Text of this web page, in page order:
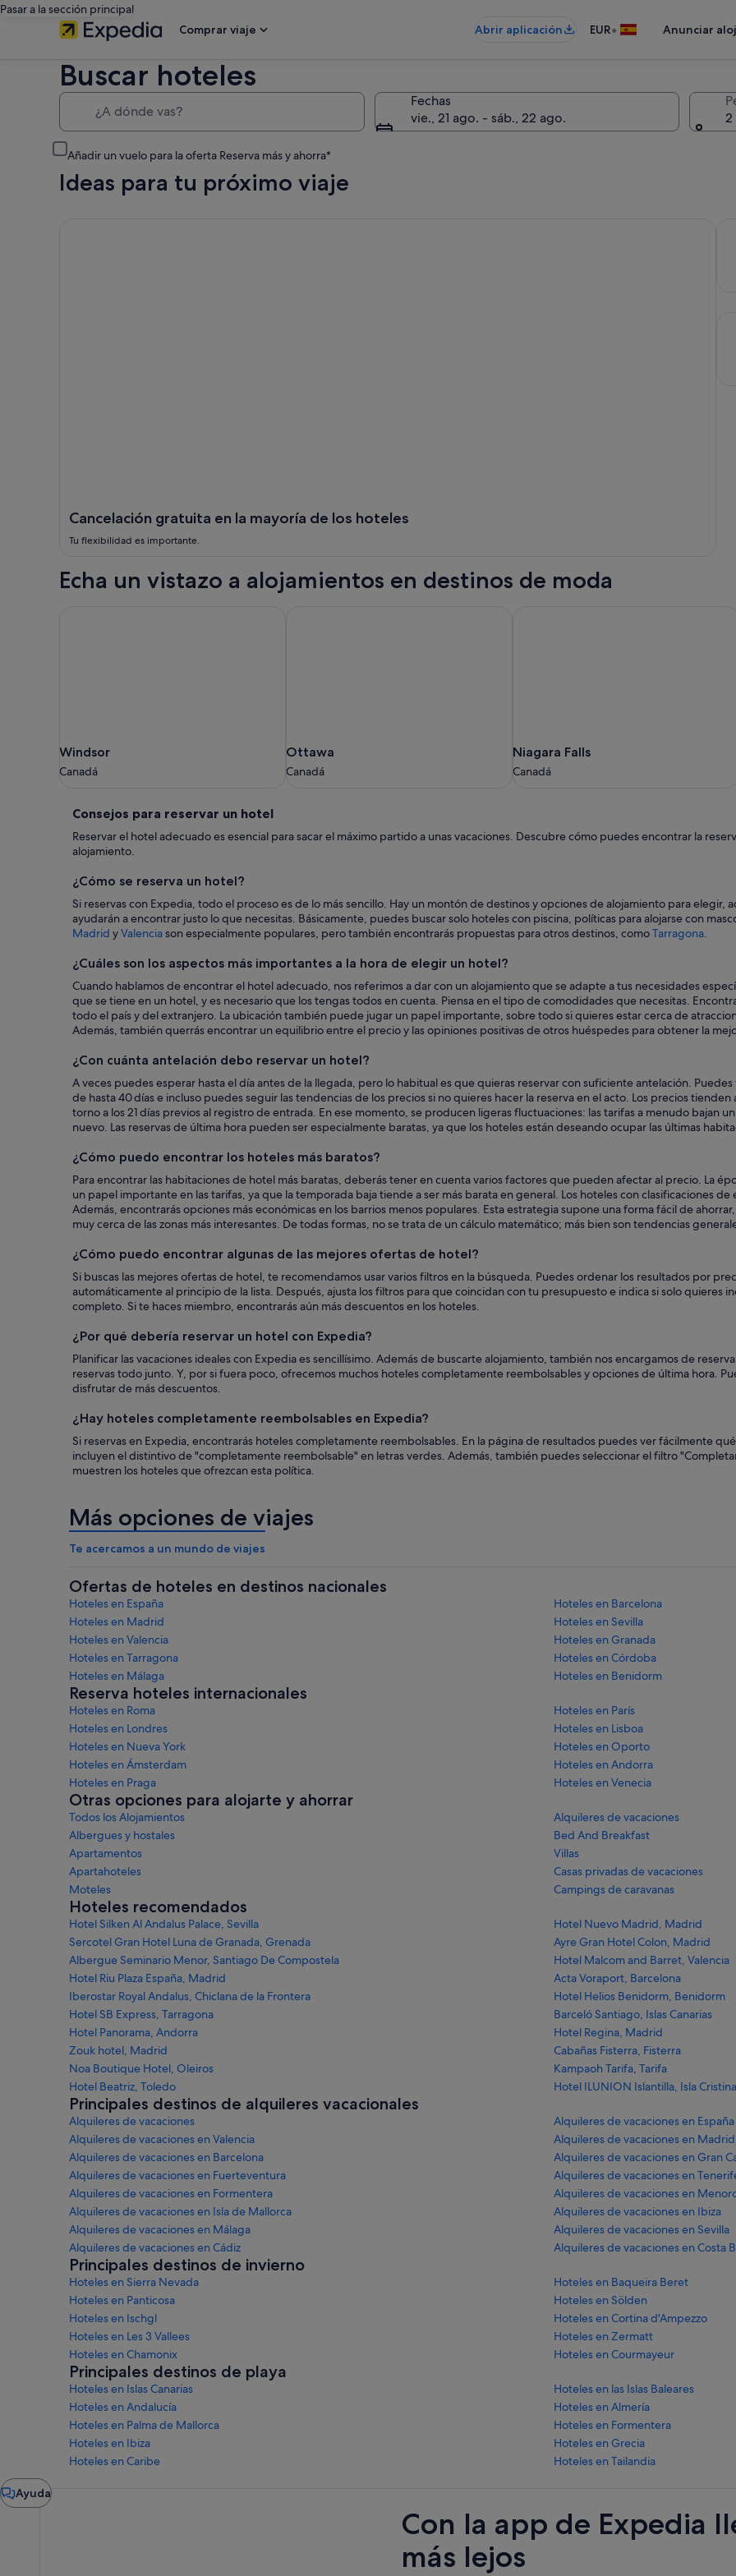
Pasar a la sección principal
Comprar viaje
Abrir aplicación EUR• Anunciar
Buscar hoteles
Fechas
vie., 21 ago. - sáb., 22 ago.
2
Añadir un vuelo para la oferta Reserva más y ahorra*
Ideas para tu próximo viaje
Cancelación gratuita en la mayoría de los hoteles
Tu flexibilidad es importante.
Echa un vistazo a alojamientos en destinos de moda
Windsor
Canadá
Windsor
Canadá
Ottawa
Canadá
Ottawa
Canadá
Niagara
Falls
Niagara Falls
Canadá
Consejos
para
reservar
un
hotel
Consejos para reservar un hotel
Reservar el hotel adecuado es esencial para sacar el máximo partido a unas vacaciones. Descubre cómo puedes encontrar la
alojamiento.
¿Cómo se reserva un hotel?
Si reservas con Expedia, todo el proceso es de lo más sencillo. Hay un montón de destinos y opciones de alojamiento para
ayudarán a encontrar justo lo que necesitas. Básicamente, puedes buscar solo hoteles con piscina, políticas para alojarse con
Madrid yValenciason especialmente populares, pero también encontrarás propuestas para otros destinos, comoTarragona.
¿Cuáles son los aspectos más importantes a la hora de elegir un hotel?
Cuando hablamos de encontrar el hotel adecuado, nos referimos a dar con un alojamiento que se adapte a tus necesidades
que se tiene en un hotel, y es necesario que los tengas todos en cuenta. Piensa en el tipo de comodidades que necesitas.
todo el país y del extranjero. La ubicación también puede jugar un papel importante, sobre todo si quieres estar cerca de
Además, también querrás encontrar un equilibrio entre el precio y las opiniones positivas de otros huéspedes para obtener la
¿Con cuánta antelación debo reservar un hotel?
A veces puedes esperar hasta el día antes de la llegada, pero lo habitual es que quieras reservar con suficiente antelación.
de hasta 40 días e incluso puedes seguir las tendencias de los precios si no quieres hacer la reserva en el acto. Los precios
torno a los 21 días previos al registro de entrada. En ese momento, se producen ligeras fluctuaciones: las tarifas a menudo bajan
nuevo. Las reservas de última hora pueden ser especialmente baratas, ya que los hoteles están deseando ocupar las últimas
¿Cómo puedo encontrar los hoteles más baratos?
Para encontrar las habitaciones de hotel más baratas, deberás tener en cuenta varios factores que pueden afectar al precio. La
un papel importante en las tarifas, ya que la temporada baja tiende a ser más barata en general. Los hoteles con clasificaciones de
Además, encontrarás opciones más económicas en los barrios menos populares. Esta estrategia supone una forma fácil de
muy cerca de las zonas más interesantes. De todas formas, no se trata de un cálculo matemático; más bien son tendencias
¿Cómo puedo encontrar algunas de las mejores ofertas de hotel?
Si buscas las mejores ofertas de hotel, te recomendamos usar varios filtros en la búsqueda. Puedes ordenar los resultados por
automáticamente al principio de la lista. Después, ajusta los filtros para que coincidan con tu presupuesto e indica si solo quieres
completo. Si te haces miembro, encontrarás aún más descuentos en los hoteles.
¿Por qué debería reservar un hotel con Expedia?
Planificar las vacaciones ideales con Expedia es sencillísimo. Además de buscarte alojamiento, también nos encargamos de
reservas todo junto. Y, por si fuera poco, ofrecemos muchos hoteles completamente reembolsables y opciones de última hora.
disfrutar de más descuentos.
¿Hay hoteles completamente reembolsables en Expedia?
Si reservas en Expedia, encontrarás hoteles completamente reembolsables. En la página de resultados puedes ver fácilmente
incluyen el distintivo de "completamente reembolsable" en letras verdes. Además, también puedes seleccionar el filtro
muestren los hoteles que ofrezcan esta política.
Más opciones de viajes
Te acercamos a un mundo de viajes
Ofertas de hoteles en destinos nacionales
Hoteles en España
Hoteles en Barcelona
Hoteles en Madrid
Hoteles en Sevilla
Hoteles en Valencia
Hoteles en Granada
Hoteles en Tarragona
Hoteles en Córdoba
Hoteles en Málaga
Hoteles en Benidorm
Reserva hoteles internacionales
Hoteles en Roma
Hoteles en París
Hoteles en Londres
Hoteles en Lisboa
Hoteles en Nueva York
Hoteles en Oporto
Hoteles en Ámsterdam
Hoteles en Andorra
Hoteles en Praga
Hoteles en Venecia
Otras opciones para alojarte y ahorrar
Todos los Alojamientos
Alquileres de vacaciones
Albergues y hostales
Bed And Breakfast
Apartamentos
Villas
Apartahoteles
Casas privadas de vacaciones
Moteles
Campings de caravanas
Hoteles recomendados
Hotel Silken Al Andalus Palace, Sevilla
Hotel Nuevo Madrid, Madrid
Sercotel Gran Hotel Luna de Granada, Grenada
Ayre Gran Hotel Colon, Madrid
Albergue Seminario Menor, Santiago De Compostela
Hotel Malcom and Barret, Valencia
Hotel Riu Plaza España, Madrid
Acta Voraport, Barcelona
Iberostar Royal Andalus, Chiclana de la Frontera
Hotel Helios Benidorm, Benidorm
Hotel SB Express, Tarragona
Barceló Santiago, Islas Canarias
Hotel Panorama, Andorra
Hotel Regina, Madrid
Zouk hotel, Madrid
Cabañas Fisterra, Fisterra
Noa Boutique Hotel, Oleiros
Kampaoh Tarifa, Tarifa
Hotel Beatriz, Toledo
Hotel ILUNION Islantilla, Isla Cristina
Principales destinos de alquileres vacacionales
Alquileres de vacaciones
Alquileres de vacaciones en España
Alquileres de vacaciones en Valencia
Alquileres de vacaciones en Madrid
Alquileres de vacaciones en Barcelona
Alquileres de vacaciones en Gran
Alquileres de vacaciones en Fuerteventura
Alquileres de vacaciones en
Alquileres de vacaciones en Formentera
Alquileres de vacaciones en
Alquileres de vacaciones en Isla de Mallorca
Alquileres de vacaciones en Ibiza
Alquileres de vacaciones en Málaga
Alquileres de vacaciones en Sevilla
Alquileres de vacaciones en Cádiz
Alquileres de vacaciones en Costa
Principales destinos de invierno
Hoteles en Sierra Nevada
Hoteles en Baqueira Beret
Hoteles en Panticosa
Hoteles en Sölden
Hoteles en Ischgl
Hoteles en Cortina d'Ampezzo
Hoteles en Les 3 Vallees
Hoteles en Zermatt
Hoteles en Chamonix
Hoteles en Courmayeur
Principales destinos de playa
Hoteles en Islas Canarias
Hoteles en las Islas Baleares
Hoteles en Andalucía
Hoteles en Almería
Hoteles en Palma de Mallorca
Hoteles en Formentera
Hoteles en Ibiza
Hoteles en Grecia
Hoteles en Caribe
Hoteles en Tailandia
Ayuda
Ventana
del
Con la app de Expedia
más lejos